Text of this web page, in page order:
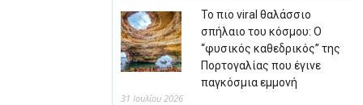
Το πιο viral θαλάσσιο
σπήλαιο του κόσμου: Ο
“φυσικός καθεδρικός” της
Πορτογαλίας που έγινε
παγκόσμια εμμονή
31 Ιουλίου 2026